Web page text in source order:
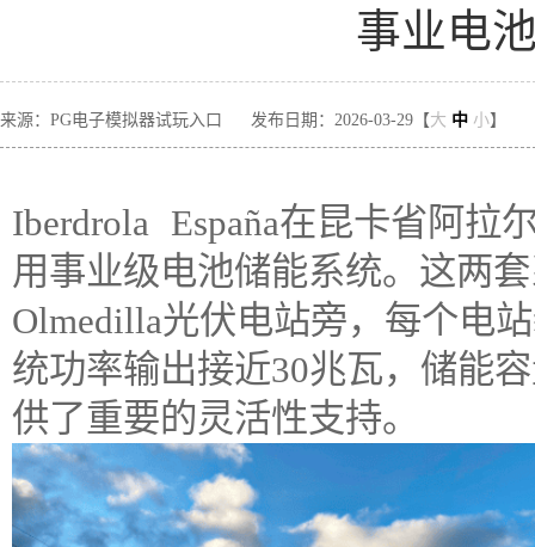
事业电
来源：PG电子模拟器试玩入口 发布日期：2026-03-29【大 中 小】
Iberdrola España在昆卡省阿拉
用事业级电池储能系统。这两
Olmedilla光伏电站旁，每个电
统功率输出接近30兆瓦，储能
供了重要的灵活性支持。